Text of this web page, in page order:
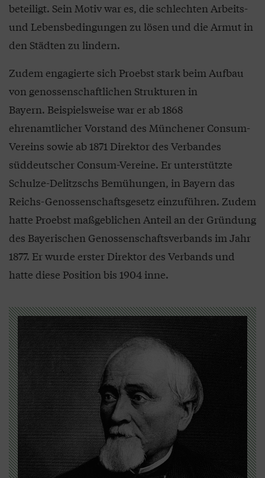
beteiligt. Sein Motiv war es, die schlechten Arbeits-
und Lebensbedingungen zu lösen und die Armut in
den Städten zu lindern.
Zudem engagierte sich Proebst stark beim Aufbau
von genossenschaftlichen Strukturen in
Bayern. Beispielsweise war er ab 1868
ehrenamtlicher Vorstand des Münchener Consum-
Vereins sowie ab 1871 Direktor des Verbandes
süddeutscher Consum-Vereine. Er unterstützte
Schulze-Delitzschs Bemühungen, in Bayern das
Reichs-Genossenschaftsgesetz einzuführen. Zudem
hatte Proebst maßgeblichen Anteil an der Gründung
des Bayerischen Genossenschaftsverbands im Jahr
1877. Er wurde erster Direktor des Verbands und
hatte diese Position bis 1904 inne.